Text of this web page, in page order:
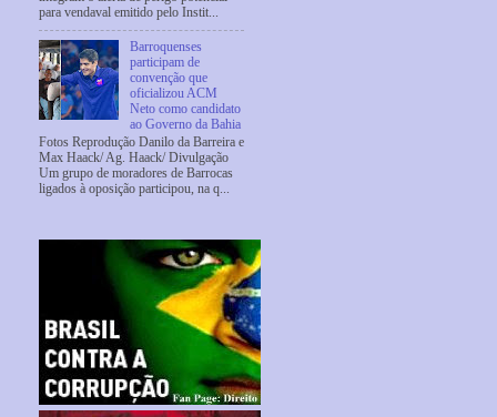
para vendaval emitido pelo Instit...
Barroquenses
participam de
convenção que
oficializou ACM
Neto como candidato
ao Governo da Bahia
Fotos Reprodução Danilo da Barreira e
Max Haack/ Ag. Haack/ Divulgação
Um grupo de moradores de Barrocas
ligados à oposição participou, na q...